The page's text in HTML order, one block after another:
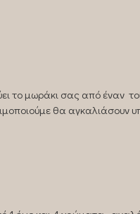
το μωράκι σας από έναν
θα αγκαλιάσουν